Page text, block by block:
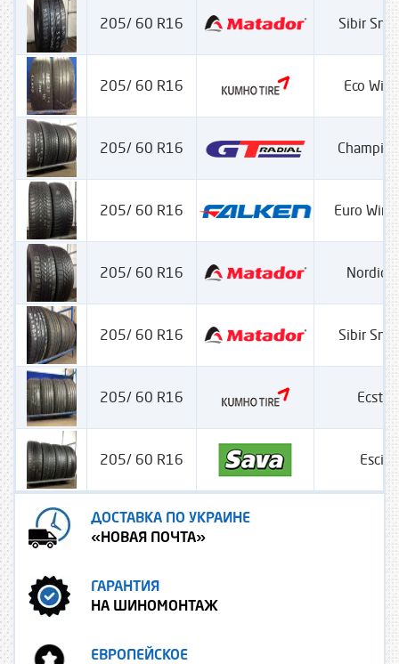
205/ 60 R16 Sibir
205/ 60 R16 Eco
205/ 60 R16
205/ 60 R16 Euro
205/ 60 R16 Nordica
205/ 60 R16 Sibir
205/ 60 R16 Ecsta
205/ 60 R16
ДОСТАВКА ПО УКРАИНЕ
«НОВАЯ ПОЧТА»
ГАРАНТИЯ
НА ШИНОМОНТАЖ
ЕВРОПЕЙСКОЕ